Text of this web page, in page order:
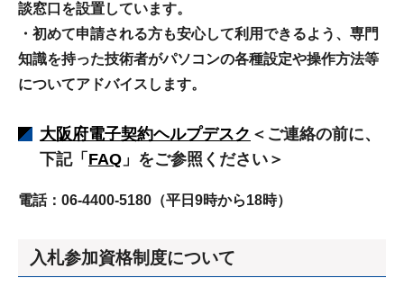
談窓口を設置しています。
・初めて申請される方も安心して利用できるよう、専門
知識を持った技術者がパソコンの各種設定や操作方法等
についてアドバイスします。
大阪府電子契約ヘルプデスク ＜ご連絡の前に、
下記「 FAQ 」をご参照ください＞
電話：06-4400-5180（平日9時から18時）
入札参加資格制度について